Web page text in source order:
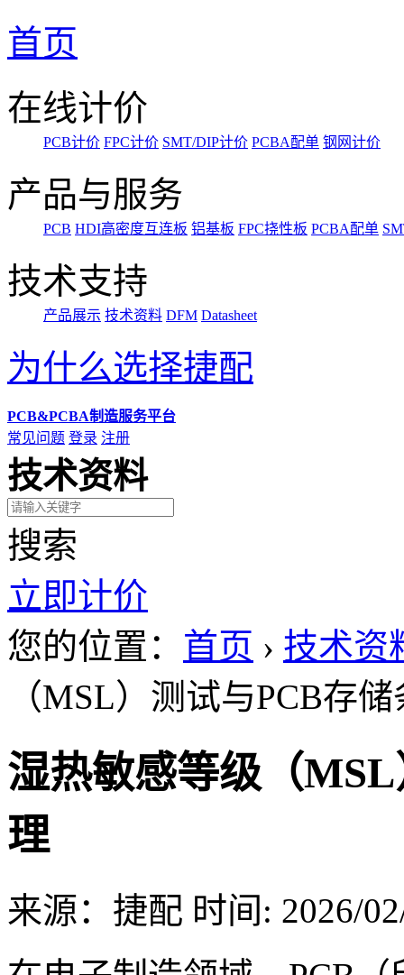
首页
在线计价
PCB计价 FPC计价 SMT/DIP计价 PCBA配单 钢网计价
产品与服务
PCB HDI高密度互连板 铝基板 FPC挠性板 PCBA配单
技术支持
产品展示 技术资料 DFM Datasheet
为什么选择捷配
PCB&PCBA制造服务平台
常见问题 登录 注册
技术资料
搜索
立即计价
您的位置： 首页 › 技术资
（MSL）测试与PCB存
湿热敏感等级（
理
来源：捷配 时间: 2026/